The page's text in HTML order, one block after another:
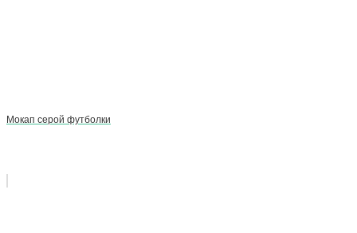
Мокап серой футболки